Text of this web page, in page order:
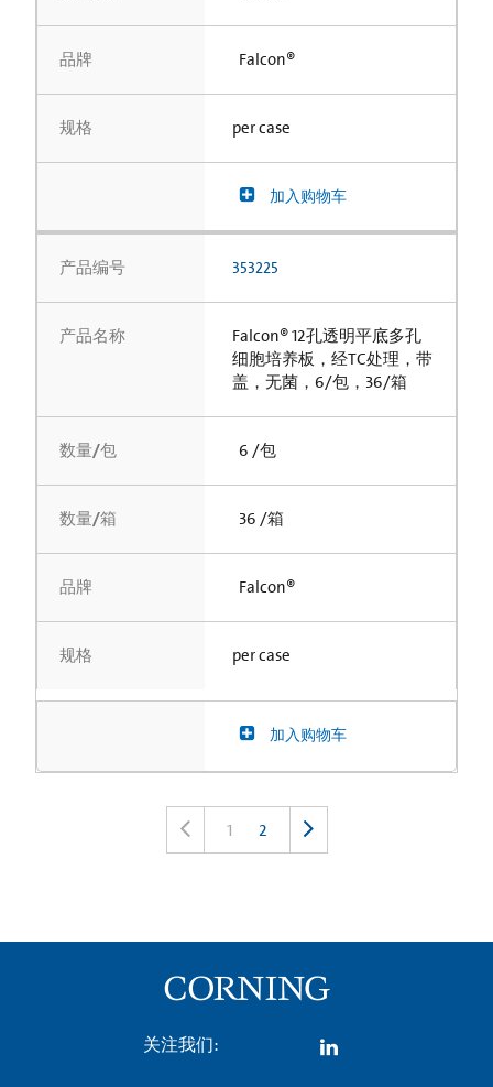
品牌 Falcon®
规格 per case
加入购物车
产品编号 353225
产品名称
Falcon® 12孔透明平底多孔
细胞培养板，经TC处理，带
盖，无菌，6/包，36/箱
数量/包 6 /包
数量/箱 36 /箱
品牌 Falcon®
规格 per case
加入购物车
1 2
关注我们: